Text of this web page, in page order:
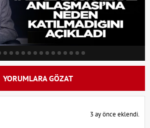
YORUMLARA GÖZAT
3 ay önce eklendi.